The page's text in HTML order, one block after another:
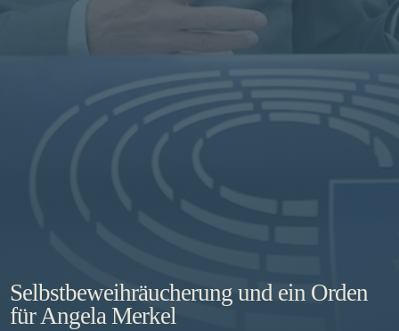
Selbstbeweihräucherung und ein Orden
für Angela Merkel